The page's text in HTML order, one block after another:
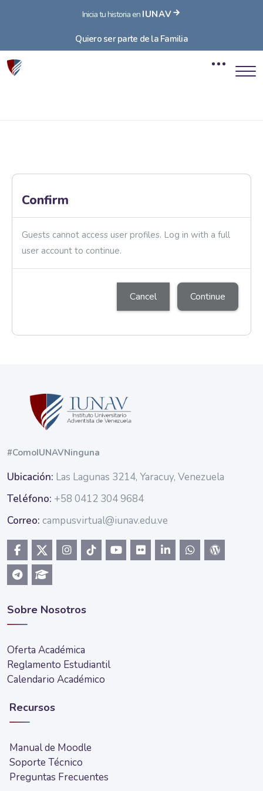
Inicia tu historia en IUNAV
Quiero ser parte de la Familia
Confirm
Guests cannot access user profiles. Log in with a full
user account to continue.
Cancel Continue
#ComoIUNAVNinguna
Ubicación: Las Lagunas 3214, Yaracuy, Venezuela
Teléfono: +58 0412 304 9684
Correo: campusvirtual@iunav.edu.ve
Sobre Nosotros
Oferta Académica
Reglamento Estudiantil
Calendario Académico
Recursos
Manual de Moodle
Soporte Técnico
Preguntas Frecuentes